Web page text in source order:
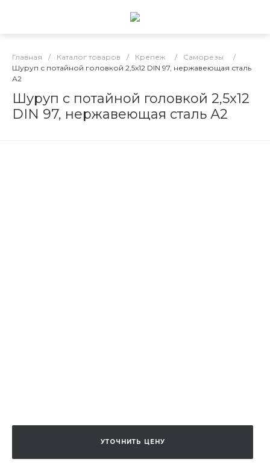
Главная / Каталог товаров / Крепеж / Саморезы
/
Шуруп с потайной головкой 2,5x12 DIN 97, нержавеющая сталь
А2
Шуруп с потайной головкой 2,5x12
DIN 97, нержавеющая сталь А2
УТОЧНИТЬ ЦЕНУ